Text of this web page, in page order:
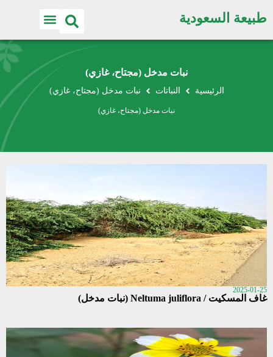
طبيعة السعودية
نبات مدخل (مجتاح، غازي)
الرئيسية النباتات نبات مدخل (مجتاح، غازي)
نبات مدخل (مجتاح، غازي)
2025-01-25
غاف المسكيت / Neltuma juliflora (نبات مدخل)